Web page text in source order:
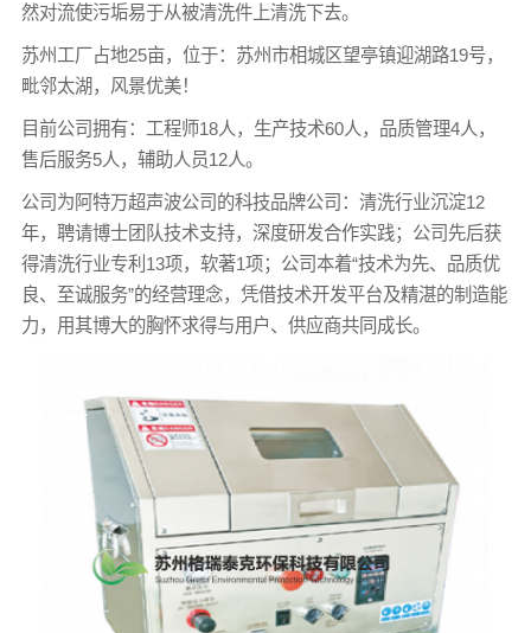
然对流使污垢易于从被清洗件上清洗下去。
苏州工厂占地25亩，位于：苏州市相城区望亭镇迎湖路19号，
毗邻太湖，风景优美！
目前公司拥有：工程师18人，生产技术60人，品质管理4人，
售后服务5人，辅助人员12人。
公司为阿特万超声波公司的科技品牌公司：清洗行业沉淀12
年，聘请博士团队技术支持，深度研发合作实践；公司先后获
得清洗行业专利13项，软著1项；公司本着“技术为先、品质优
良、至诚服务”的经营理念，凭借技术开发平台及精湛的制造能
力，用其博大的胸怀求得与用户、供应商共同成长。